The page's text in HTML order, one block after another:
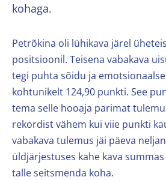
kohaga.
Petrõkina oli lühikava järel
positsioonil. Teisena vabakava
tegi puhta sõidu ja
kohtunikelt 124,90 punkti. See
tema selle hooaja parimat
rekordist vähem kui viie punkti
vabakava tulemus jäi päeva
üldjärjestuses kahe kava
talle seitsmenda koha.